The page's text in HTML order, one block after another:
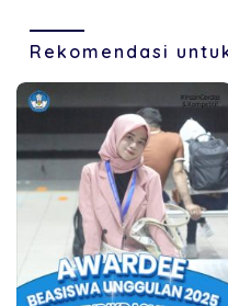
Rekomendasi